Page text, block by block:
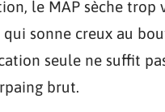
le MAP sèche
sonne creux au
seule ne suffit
brut.